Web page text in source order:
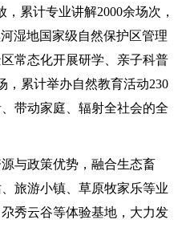
累计专业讲解2000余场次，
湿地国家级自然保护区管理
常态化开展研学、亲子科普
，累计举办自然教育活动230
带动家庭、辐射全社会的全
政策优势，融合生态畜
旅游小镇、草原牧家乐等业
秀云谷等体验基地，大力发